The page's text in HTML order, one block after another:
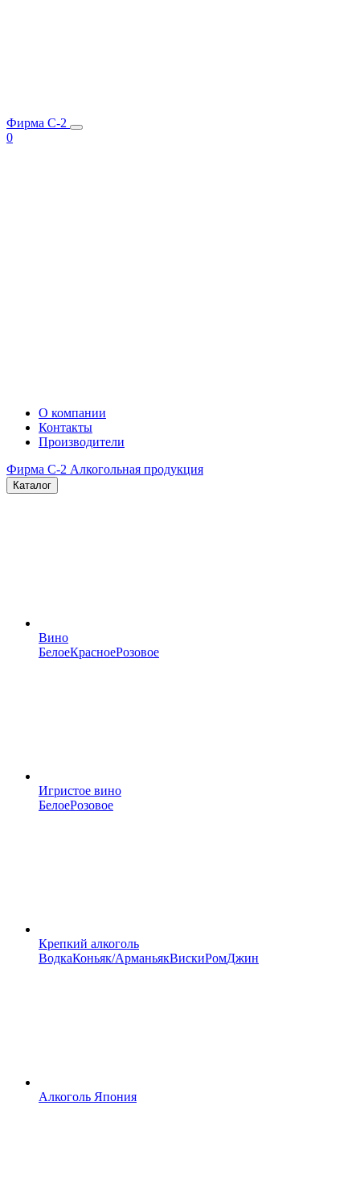
Фирма C-2
0
О компании
Контакты
Производители
Фирма C-2 Алкогольная продукция
Каталог
Вино
БелоеКрасноеРозовое
Игристое вино
БелоеРозовое
Крепкий алкоголь
ВодкаКоньяк/АрманьякВискиРомДжин
Алкоголь Япония